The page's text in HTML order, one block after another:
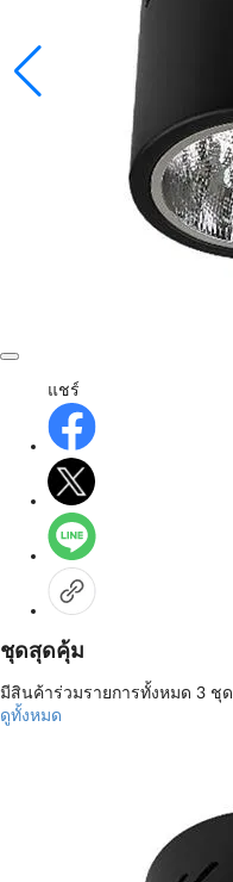
แชร์
ชุดสุดคุ้ม
มีสินค้าร่วมรายการทั้งหมด 3 ชุด
ดูทั้งหมด